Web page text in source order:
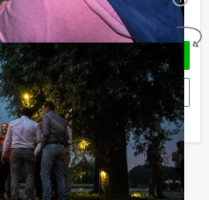
Geheel vrijblijvend
AANVRAGEN
vraag over dit uitje